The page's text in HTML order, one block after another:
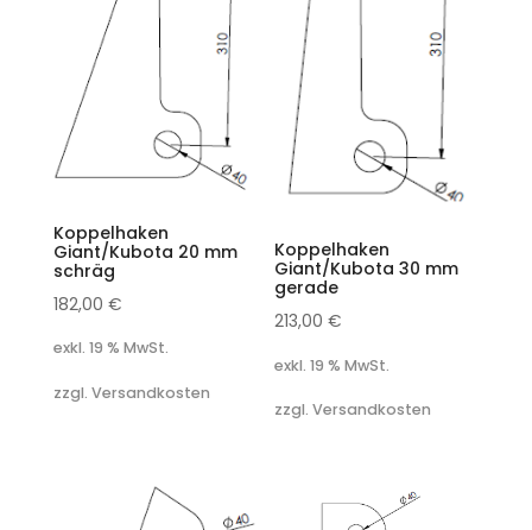
Koppelhaken
Giant/Kubota 20 mm
schräg
182,00 €
exkl. 19 % MwSt.
zzgl. Versandkosten
Koppelhaken
Giant/Kubota 30 mm
gerade
213,00€
exkl. 19 % MwSt.
zzgl. Versandkosten